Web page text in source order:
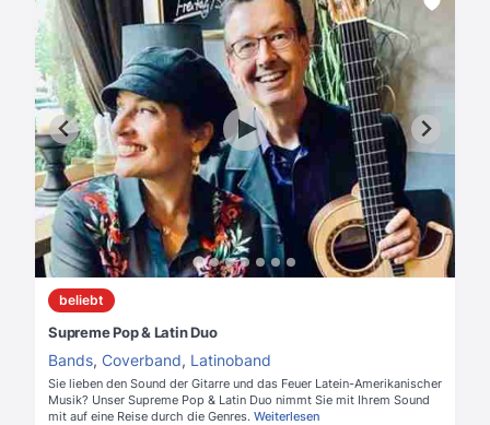
beliebt
Supreme Pop & Latin Duo
Bands, Coverband, Latinoband
Sie lieben den Sound der Gitarre und das Feuer Latein-Amerikanischer
Musik? Unser Supreme Pop & Latin Duo nimmt Sie mit Ihrem Sound
mit auf eine Reise durch die Genres. Weiterlesen